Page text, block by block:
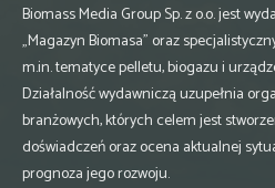
Biomass Media Group Sp. z o.o. jest
„Magazyn Biomasa” oraz
m.in. tematyce pelletu, biogazu i
Działalność wydawniczą uzupełnia
branżowych, których celem jest
doświadczeń oraz ocena aktualnej
prognoza jego rozwoju.